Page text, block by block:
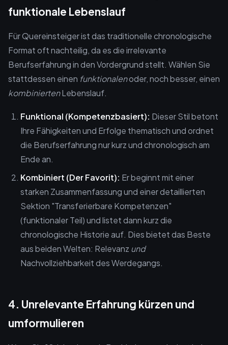
funktionale Lebenslauf
Für Quereinsteiger ist das traditionelle chronologische
Format oft nachteilig, da es die irrelevante
Berufserfahrung in den Vordergrund stellt. Wählen Sie
stattdessen einen funktionalenoder, noch besser, einen
kombiniertenLebenslauf.
Funktional (Kompetenzbasiert): Dieser Stil betont
Ihre Fähigkeiten und Erfolge thematisch und ordnet
die Berufserfahrung nur kurz und chronologisch am
Ende an.
Kombiniert (Der Favorit): Er beginnt mit einer
starken Zusammenfassung und einer detaillierten
Sektion "Transferierbare Kompetenzen"
(funktionaler Teil) und listet dann kurz die
chronologische Historie auf. Dies bietet das Beste
aus beiden Welten: Relevanz und
Nachvollziehbarkeit des Werdegangs.
4. Unrelevante Erfahrung kürzen und
umformulieren